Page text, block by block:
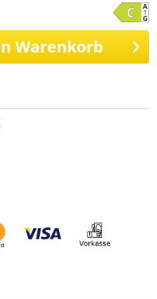
Warenkorb